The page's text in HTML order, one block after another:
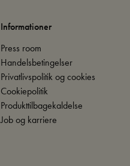
Informationer
Press room
Handelsbetingelser
Privatlivspolitik og cookies
Cookiepolitik
Produkttilbagekaldelse
Job og karriere